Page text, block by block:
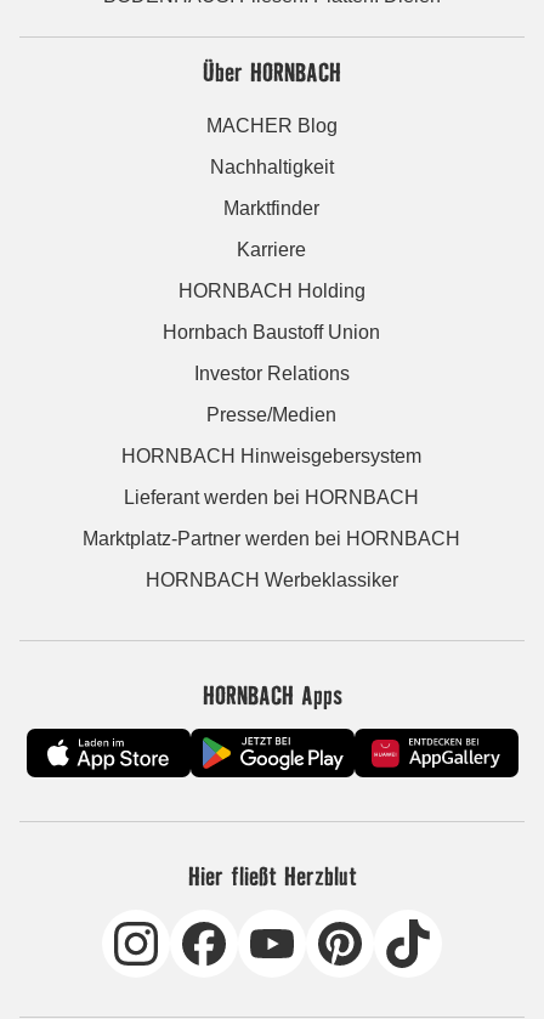
Über HORNBACH
MACHER Blog
Nachhaltigkeit
Marktfinder
Karriere
HORNBACH Holding
Hornbach Baustoff Union
Investor Relations
Presse/Medien
HORNBACH Hinweisgebersystem
Lieferant werden bei HORNBACH
Marktplatz-Partner werden bei HORNBACH
HORNBACH Werbeklassiker
HORNBACH Apps
Hier fließt Herzblut